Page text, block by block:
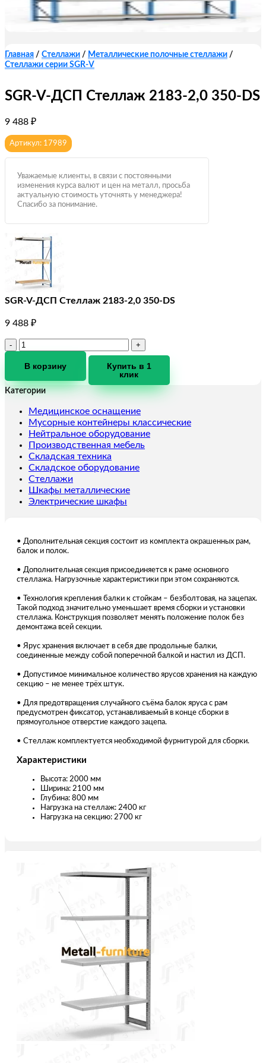
Главная / Стеллажи / Металлические полочные стеллажи /
Стеллажи серии SGR-V
SGR-V-ДСП Стеллаж 2183-2,0 350-DS
9 488 ₽
Артикул: 17989
Уважаемые клиенты, в связи с постоянными
изменения курса валют и цен на металл, просьба
актуальную стоимость уточнять у менеджера!
Спасибо за понимание.
SGR-V-ДСП Стеллаж 2183-2,0 350-DS
9 488 ₽
Количество
SGR-
ДСП
2183-
2,0
350-
DS
В корзину
Купить в 1
клик
Категории
Медицинское оснащение
Мусорные контейнеры классические
Нейтральное оборудование
Производственная мебель
Складская техника
Складское оборудование
Стеллажи
Шкафы металлические
Электрические шкафы
• Дополнительная секция состоит из комплекта окрашенных рам,
балок и полок.
• Дополнительная секция присоединяется к раме основного
стеллажа. Нагрузочные характеристики при этом сохраняются.
• Технология крепления балки к стойкам – безболтовая, на зацепах.
Такой подход значительно уменьшает время сборки и установки
стеллажа. Конструкция позволяет менять положение полок без
демонтажа всей секции.
• Ярус хранения включает в себя две продольные балки,
соединенные между собой поперечной балкой и настил из ДСП.
• Допустимое минимальное количество ярусов хранения на каждую
секцию – не менее трёх штук.
• Для предотвращения случайного съёма балок яруса с рам
предусмотрен фиксатор, устанавливаемый в конце сборки в
прямоугольное отверстие каждого зацепа.
• Стеллаж комплектуется необходимой фурнитурой для сборки.
Характеристики
Высота: 2000 мм
Ширина: 2100 мм
Глубина: 800 мм
Нагрузка на стеллаж: 2400 кг
Нагрузка на секцию: 2700 кг